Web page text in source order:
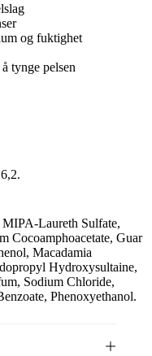
og fuktighet
tynge pelsen
Laureth Sulfate,
Cocoamphoacetate, Guar
Macadamia
Hydroxysultaine,
Sodium Chloride,
Phenoxyethanol.